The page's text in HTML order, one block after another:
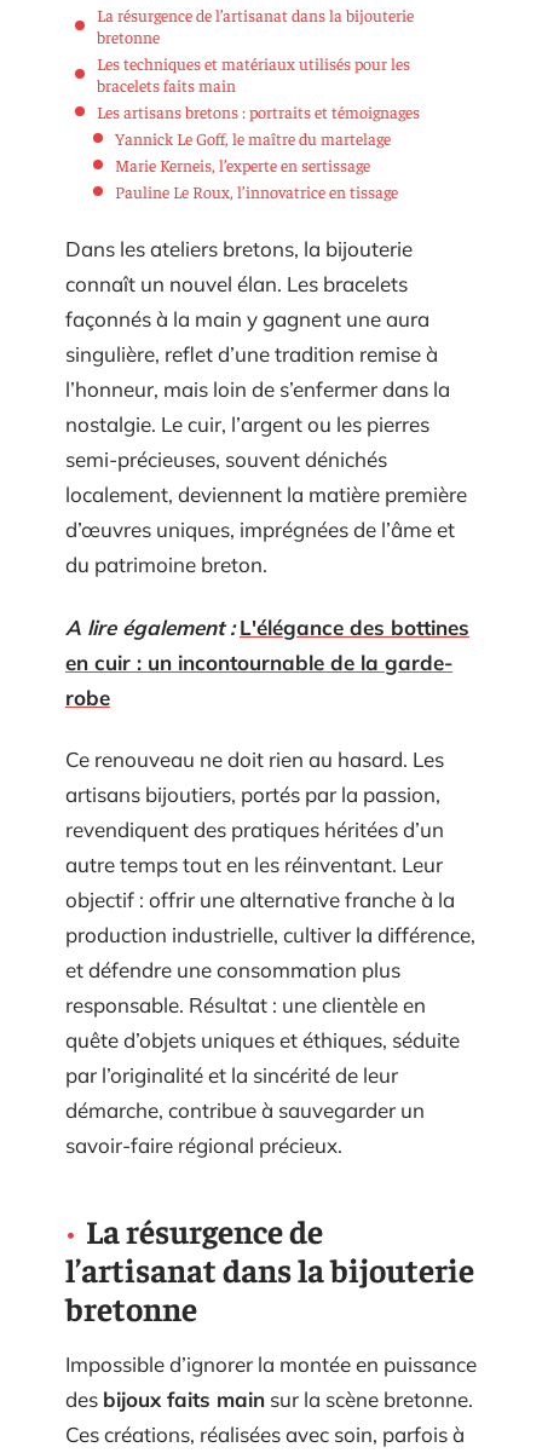
La résurgence de l’artisanat dans la bijouterie
bretonne
Les techniques et matériaux utilisés pour les
bracelets faits main
Les artisans bretons : portraits et témoignages
Yannick Le Goff, le maître du martelage
Marie Kerneis, l’experte en sertissage
Pauline Le Roux, l’innovatrice en tissage
Dans les ateliers bretons, la bijouterie
connaît un nouvel élan. Les bracelets
façonnés à la main y gagnent une aura
singulière, reflet d’une tradition remise à
l’honneur, mais loin de s’enfermer dans la
nostalgie. Le cuir, l’argent ou les pierres
semi-précieuses, souvent dénichés
localement, deviennent la matière première
d’œuvres uniques, imprégnées de l’âme et
du patrimoine breton.
A lire également : L'élégance des bottines
en cuir : un incontournable de la garde-
robe
Ce renouveau ne doit rien au hasard. Les
artisans bijoutiers, portés par la passion,
revendiquent des pratiques héritées d’un
autre temps tout en les réinventant. Leur
objectif : offrir une alternative franche à la
production industrielle, cultiver la différence,
et défendre une consommation plus
responsable. Résultat : une clientèle en
quête d’objets uniques et éthiques, séduite
par l’originalité et la sincérité de leur
démarche, contribue à sauvegarder un
savoir-faire régional précieux.
La résurgence de
l’artisanat dans la bijouterie
bretonne
Impossible d’ignorer la montée en puissance
des bijoux faits main sur la scène bretonne.
Ces créations, réalisées avec soin, parfois à